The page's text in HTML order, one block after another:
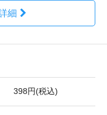
細
398円(税込)